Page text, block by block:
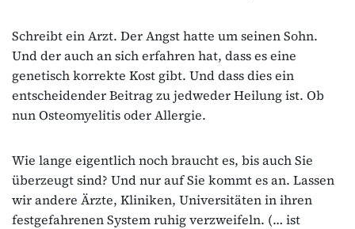
Schreibt ein Arzt. Der Angst hatte um seinen Sohn.
Und der auch an sich erfahren hat, dass es eine
genetisch korrekte Kost gibt. Und dass dies ein
entscheidender Beitrag zu jedweder Heilung ist. Ob
nun Osteomyelitis oder Allergie.
Wie lange eigentlich noch braucht es, bis auch Sie
überzeugt sind? Und nur auf Sie kommt es an. Lassen
wir andere Ärzte, Kliniken, Universitäten in ihren
festgefahrenen System ruhig verzweifeln. (… ist